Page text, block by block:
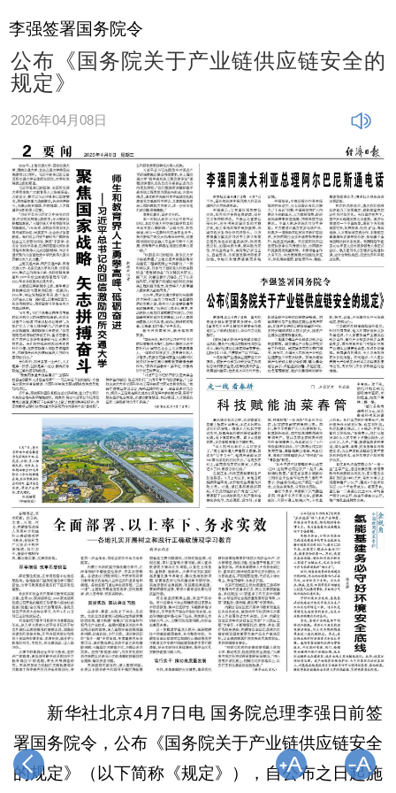
李强签署国务院令
公布《国务院关于产业链供应链安全的
规定》
2026年04月08日
新华社北京4月7日电 国务院总理李强日前签
署国务院令，公布《国务院关于产业链供应链安全
的规定》（以下简称《规定》），自公布之日起施